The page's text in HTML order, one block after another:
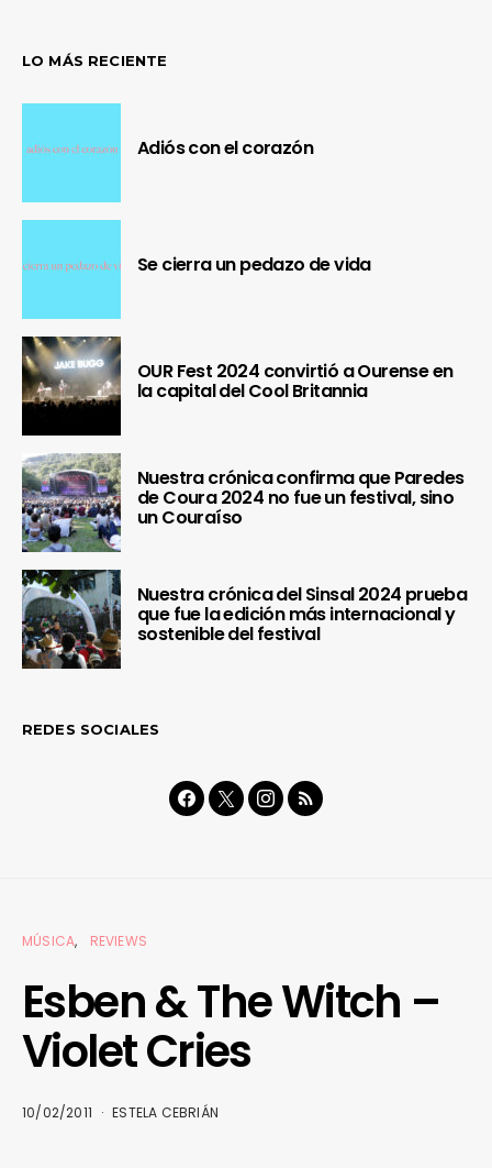
LO MÁS RECIENTE
Adiós con el corazón
Se cierra un pedazo de vida
OUR Fest 2024 convirtió a Ourense en
la capital del Cool Britannia
Nuestra crónica confirma que Paredes
de Coura 2024 no fue un festival, sino
un Couraíso
Nuestra crónica del Sinsal 2024 prueba
que fue la edición más internacional y
sostenible del festival
REDES SOCIALES
MÚSICA REVIEWS
Esben & The Witch –
Violet Cries
10/02/2011 ESTELA CEBRIÁN